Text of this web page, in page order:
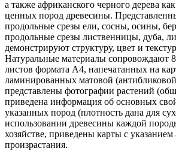
а также африканского черного дерева
ценных пород древесины.
продольные срезы ели, сосны, осины,
продольные срезы лиственницы, дуба,
демонстрируют структуру, цвет и
Натуральные материалы сопровождают
листов формата А4, напечатанных на
ламинированных матовой
представлены фотографии растений
приведена информация об основных
указанных пород (плотность дана для
использовании древесины каждой
хозяйстве, приведены карты с указанием
произрастания.